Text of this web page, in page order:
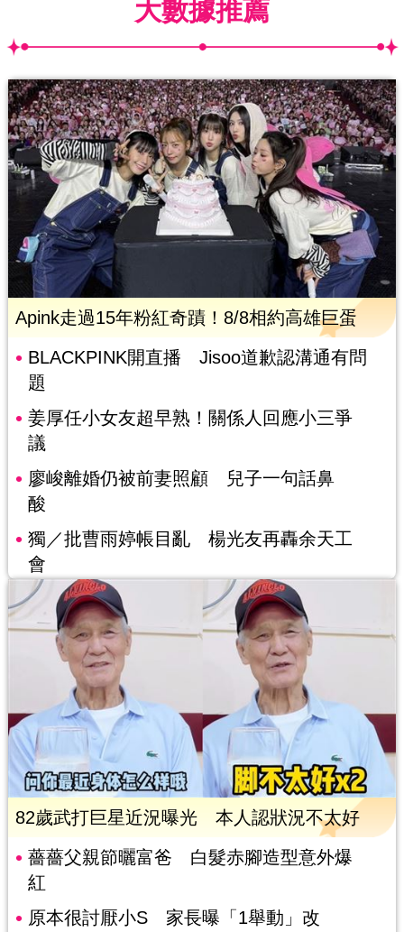
大數據推薦
Apink走過15年粉紅奇蹟！8/8相約高雄巨蛋
BLACKPINK開直播 Jisoo道歉認溝通有問
題
姜厚任小女友超早熟！關係人回應小三爭
議
廖峻離婚仍被前妻照顧 兒子一句話鼻
酸
獨／批曹雨婷帳目亂 楊光友再轟余天工
會
82歲武打巨星近況曝光 本人認狀況不太好
薔薔父親節曬富爸 白髮赤腳造型意外爆
紅
原本很討厭小S 家長曝「1舉動」改